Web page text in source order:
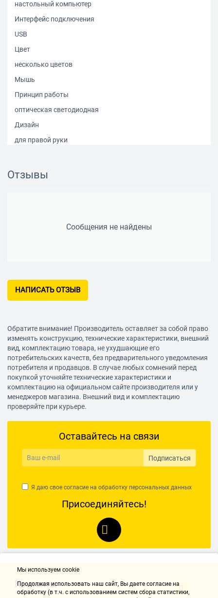
настольный компьютер
Интерфейс подключения
USB
Цвет
несколько цветов
Мышь
Принцип работы
оптическая светодиодная
Дизайн
для правой руки
Особенности
Отзывы
Сообщения не найдены
НАПИСАТЬ ОТЗЫВ
Обратите внимание! Производитель оставляет за собой право
изменять конструкцию, технические характеристики, внешний
вид, комплектацию товара, не ухудшающие его
потребительских качеств, без предварительного уведомления
потребителя и продавцов. В случае любых сомнений перед
покупкой уточняйте технические характеристики и
комплектацию на официальном сайте производителя или у
менеджеров магазина. Внешний вид и комплектацию
проверяйте при курьере.
Оставайтесь на связи
Подписаться
Я даю свое согласие на обработку персональных данных
Присоединяйтесь!
Контакты
Мы используем cookie
Продолжая использовать наш cайт, Вы даете согласие на
обработку (в т.ч. с использованием систем сбора статистики,